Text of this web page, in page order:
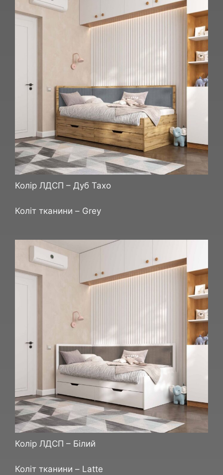
Колір ЛДСП – Дуб Тахо
Коліт тканини – Grey
Колір ЛДСП – Білий
Коліт тканини – Latte